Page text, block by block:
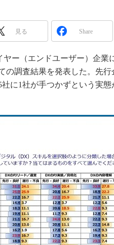
EdgeTech+
日本ものづくりワールド
AUTOMOTIVE WORLD
産業オープンネット展
ISO26262
3Dプリンタ
デジタルツインとCAE
メイドインジャパン
植物工場
知財マネジメント
海外生産
グローバル設計・開発
制御セキュリティ
見る Share
ヤー（エンドユーザー）企業
の調査結果を発表した。先
に1社が手つかずという実態